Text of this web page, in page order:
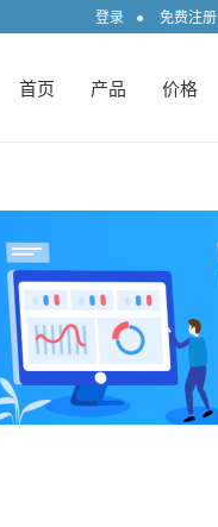
登录 ● 免费注册
首页 产品 价格